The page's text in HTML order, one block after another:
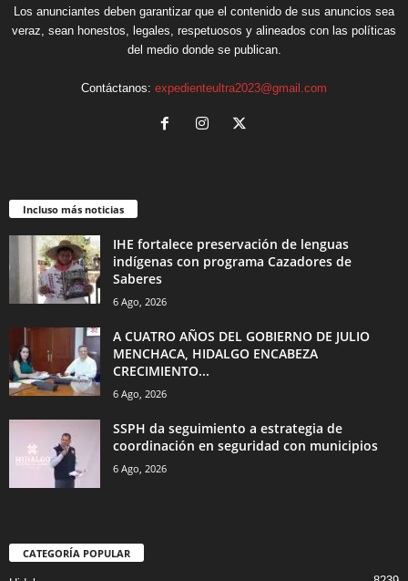
Los anunciantes deben garantizar que el contenido de sus anuncios sea
veraz, sean honestos, legales, respetuosos y alineados con las políticas
del medio donde se publican.
Contáctanos: expedienteultra2023@gmail.com
Incluso más noticias
IHE fortalece preservación de lenguas
indígenas con programa Cazadores de
Saberes
6 Ago, 2026
A CUATRO AÑOS DEL GOBIERNO DE JULIO
MENCHACA, HIDALGO ENCABEZA
CRECIMIENTO...
6 Ago, 2026
SSPH da seguimiento a estrategia de
coordinación en seguridad con municipios
6 Ago, 2026
CATEGORÍA POPULAR